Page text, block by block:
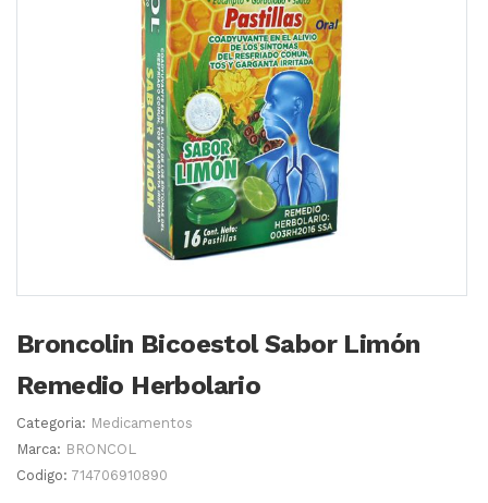
Broncolin Bicoestol Sabor Limón
Remedio Herbolario
Categoria: Medicamentos
Marca: BRONCOL
Codigo: 714706910890